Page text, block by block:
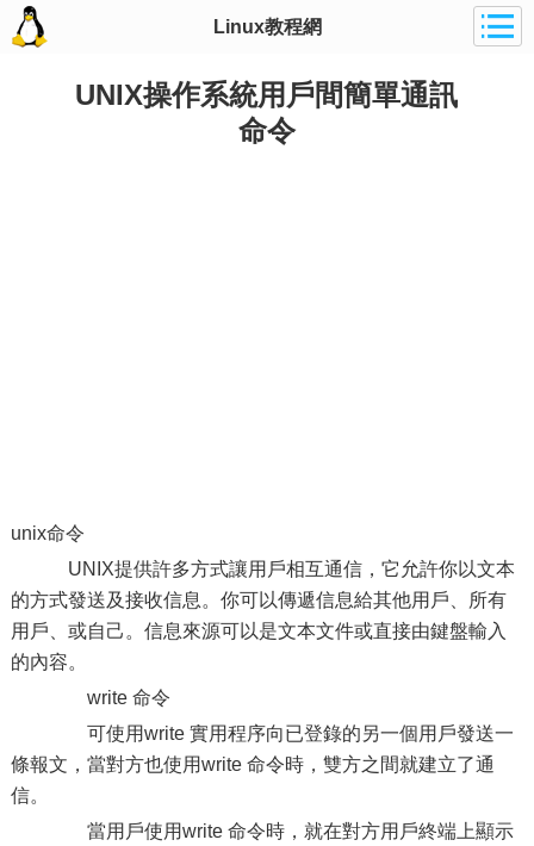
Linux教程網
UNIX操作系統用戶間簡單通訊
命令
unix命令
UNIX提供許多方式讓用戶相互通信，它允許你以文本
的方式發送及接收信息。你可以傳遞信息給其他用戶、所有
用戶、或自己。信息來源可以是文本文件或直接由鍵盤輸入
的內容。
write 命令
可使用write 實用程序向已登錄的另一個用戶發送一
條報文，當對方也使用write 命令時，雙方之間就建立了通
信。
當用戶使用write 命令時，就在對方用戶終端上顯示